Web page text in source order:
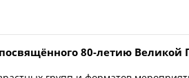
80-летию